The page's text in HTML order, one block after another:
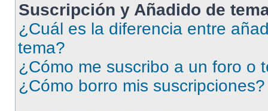
Suscripción y Añadido de
¿Cuál es la diferencia entre
tema?
¿Cómo me suscribo a un foro o
¿Cómo borro mis suscripciones?